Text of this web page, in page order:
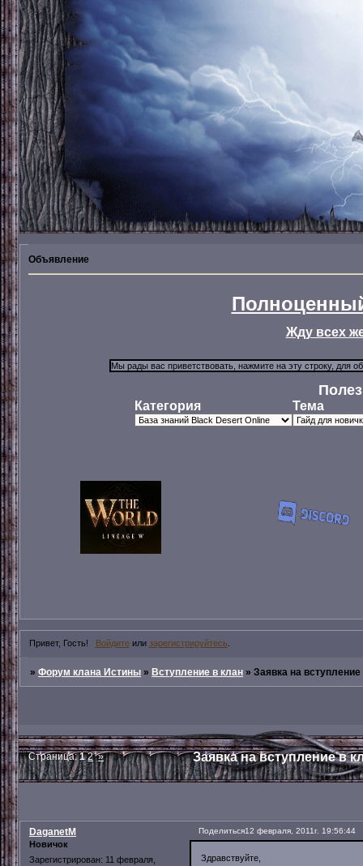
Объявление
Жду всех
Категория Тема
Привет, Гость! Войдитеили зарегистрируйтесь
»Форум клана Истины »Вступление в клан »Заявка на
Заявка на вступление в
Страница:1 2 »
Поделиться12 февраля, 2011г. 19:56:44
DaganetM
Новичок
Зарегистрирован: 11 февраля,
Здравствуйте,